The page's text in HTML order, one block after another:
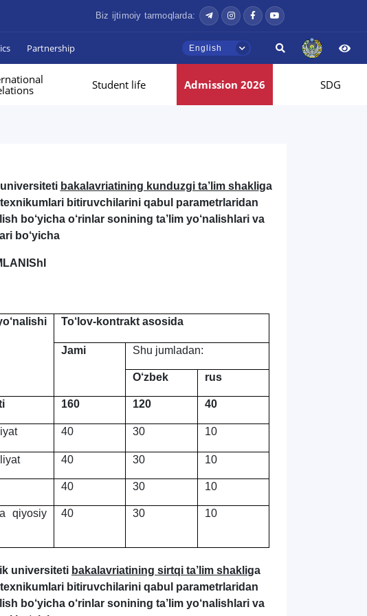
Biz ijtimoiy tarmoqlarda:
Partnership English
Student life Admission 2026 SDG
bakalavriatining kunduzgi ta’lim shakliga
bitiruvchilarini qabul parametrlaridan
bo‘yicha o‘rinlar sonining ta’lim yo‘nalishlari va
bo‘yicha
To‘lov-kontrakt asosida
Jami Shu jumladan:
O‘zbek rus
160 120 40
40 30 10
40 30 10
40 30 10
qiyosiy
40 30 10
universiteti bakalavriatining sirtqi ta’lim shakliga
bitiruvchilarini qabul parametrlaridan
bo‘yicha o‘rinlar sonining ta’lim yo‘nalishlari va